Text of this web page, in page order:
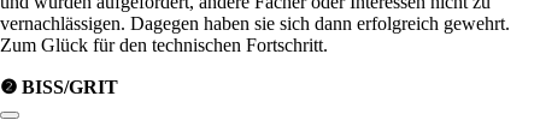
vernachlässigen. Dagegen haben sie sich dann erfolgreich gewehrt.
Zum Glück für den technischen Fortschritt.
❷ BISS/GRIT
Link zum Abschnitt kopieren: